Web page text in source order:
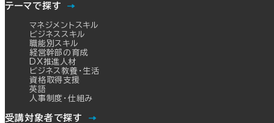
テーマで探す
マネジメントスキル
ビジネススキル
職能別スキル
経営幹部の育成
DX推進人材
ビジネス教養・生活
資格取得支援
英語
人事制度・仕組み
受講対象者で探す